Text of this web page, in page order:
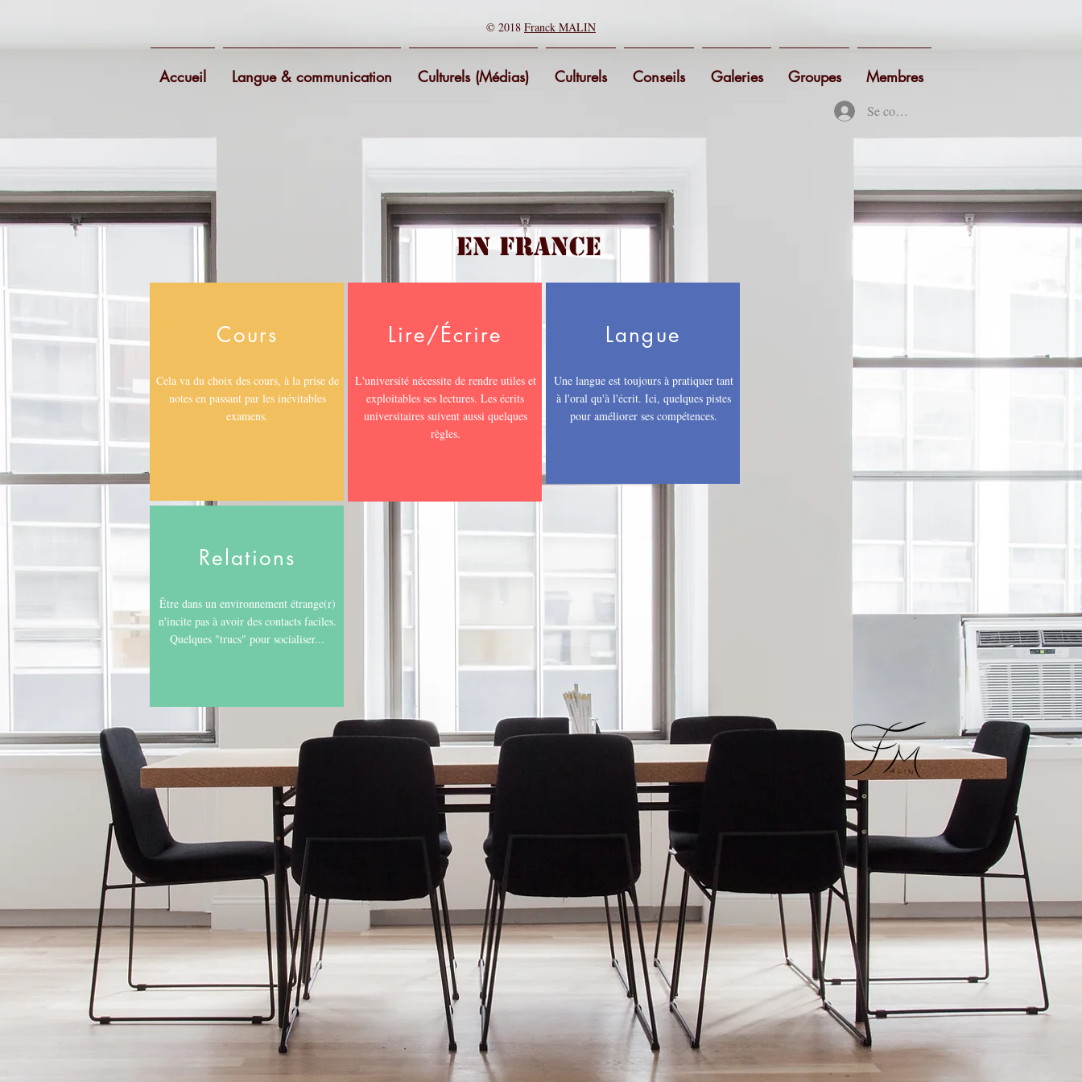
© 2018 Franck MALIN
Accueil Langue & communication Culturels (Médias) Culturels Conseils Galeries Groupes Membres
Se connecter
En France
Cours
Cela va du choix des cours, à la prise de
notes en passant par les inévitables
examens.
Lire/Écrire
L'université nécessite de rendre utiles et
exploitables ses lectures. Les écrits
universitaires suivent aussi quelques
règles.
Langue
Une langue est toujours à pratiquer tant
à l'oral qu'à l'écrit. Ici, quelques pistes
pour améliorer ses compétences.
Relations
Être dans un environnement étrange(r)
n'incite pas à avoir des contacts faciles.
Quelques "trucs" pour socialiser...